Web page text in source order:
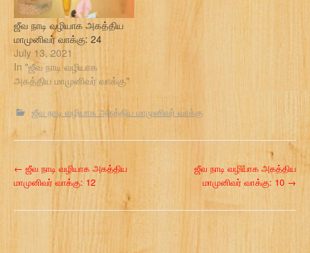
ஜீவ நாடி வழியாக அகத்திய
மாமுனிவர் வாக்கு: 24
July 13, 2021
In "ஜீவ நாடி வழியாக
அகத்திய மாமுனிவர் வாக்கு"
ஜீவ நாடி வழியாக அகத்திய மாமுனிவர் வாக்கு
P
← ஜீவ நாடி வழியாக அகத்திய
மாமுனிவர் வாக்கு: 12
ஜீவ நாடி வழியாக அகத்திய
மாமுனிவர் வாக்கு: 10 →